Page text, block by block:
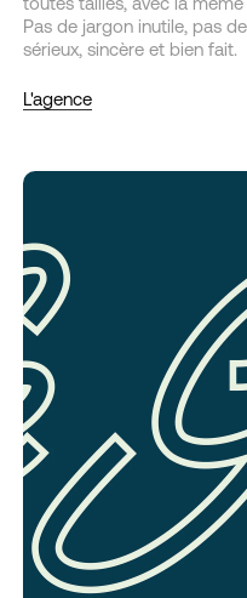
Pas de jargon inutile, pas
sérieux, sincère et bien fait.
L'agence